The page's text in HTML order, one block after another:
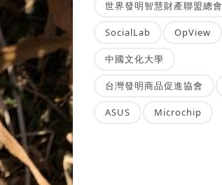
世界發明智慧財產聯盟總會
SocialLab OpView
中國文化大學
台灣發明商品促進協會
ASUS Microchip